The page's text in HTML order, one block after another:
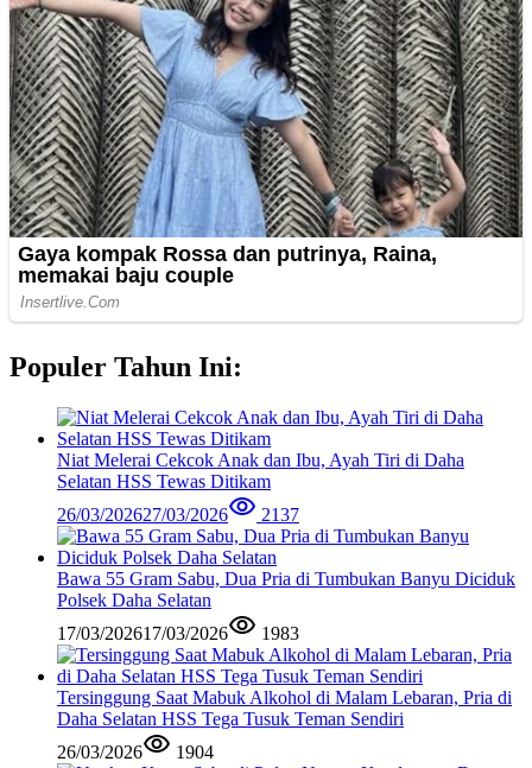
Populer Tahun Ini:
Niat Melerai Cekcok Anak dan Ibu, Ayah Tiri di Daha
Selatan HSS Tewas Ditikam
26/03/202627/03/2026 2137
Bawa 55 Gram Sabu, Dua Pria di Tumbukan Banyu Diciduk
Polsek Daha Selatan
17/03/202617/03/2026 1983
Tersinggung Saat Mabuk Alkohol di Malam Lebaran, Pria di
Daha Selatan HSS Tega Tusuk Teman Sendiri
26/03/2026
1904